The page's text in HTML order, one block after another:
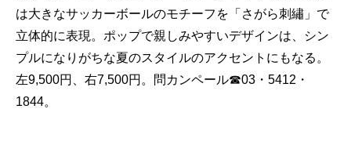
は大きなサッカーボールのモチーフを「さがら刺繡」で
立体的に表現。ポップで親しみやすいデザインは、シン
プルになりがちな夏のスタイルのアクセントにもなる。
左9,500円、右7,500円。問カンペール☎03・5412・
1844。